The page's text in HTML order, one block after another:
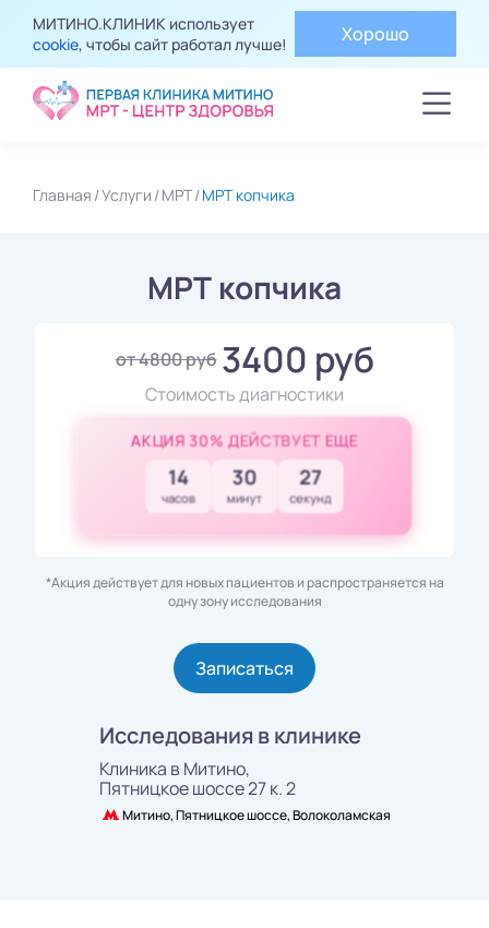
МИТИНО.КЛИНИК использует
cookie, чтобы сайт работал лучше! Хорошо
Главная Услуги МРТ МРТ копчика
МРТ копчика
от 4800 руб 3400 руб
Стоимость диагностики
АКЦИЯ 30% ДЕЙСТВУЕТ ЕЩЕ
14
часов
30
минут
25
секунд
*Акция действует для новых пациентов и распространяется на
одну зону исследования
Записаться
Исследования в клинике
Клиника в Митино,
Пятницкое шоссе 27 к. 2
Митино, Пятницкое шоссе, Волоколамская